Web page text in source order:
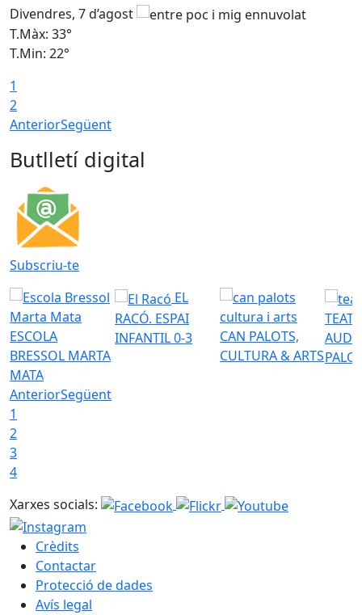
Divendres, 7 d’agost
T.Màx: 33°
T.Min: 22°
1
2
AnteriorSegüent
Butlletí digital
Subscriu-te
ESCOLA
BRESSOL MARTA
MATA
EL
RACÓ. ESPAI
INFANTIL 0-3
CAN PALOTS,
CULTURA & ARTS
AnteriorSegüent
1
2
3
4
Xarxes socials:
Crèdits
Contactar
Protecció de dades
Avís legal